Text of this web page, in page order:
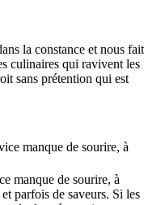
la constance et nous fait
culinaires qui ravivent les
sans prétention qui est
manque de sourire, à
manque de sourire, à
parfois de saveurs. Si les